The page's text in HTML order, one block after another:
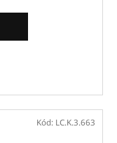
Kód: LC.K.3.663